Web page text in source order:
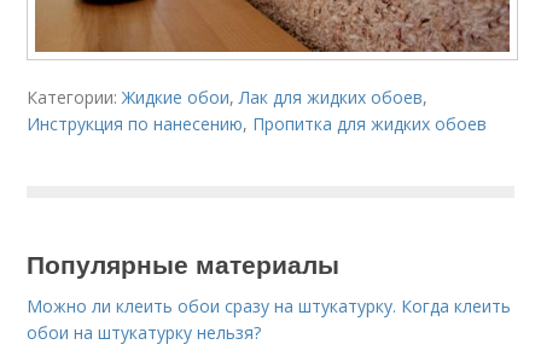
Категории:Жидкие обои,Лак для жидких обоев,
Инструкция по нанесению, Пропитка для жидких обоев
Популярные материалы
Можно ли клеить обои сразу на штукатурку. Когда клеить
обои на штукатурку нельзя?